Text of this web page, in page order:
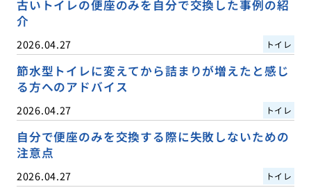
古いトイレの便座のみを自分で交換した事例の紹
介
2026.04.27 トイレ
節水型トイレに変えてから詰まりが増えたと感じ
る方へのアドバイス
2026.04.27 トイレ
自分で便座のみを交換する際に失敗しないための
注意点
2026.04.27 トイレ